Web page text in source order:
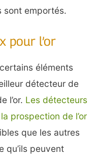
sont emportés.
pour l’or
éléments
détecteur de
l’or. Les détecteurs
prospection de l’or
que les autres
qu’ils peuvent